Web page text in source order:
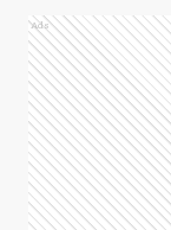
Ads